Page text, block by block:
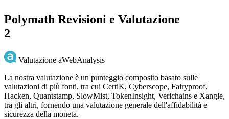
Polymath Revisioni e Valutazione
2
Valutazione aWebAnalysis
La nostra valutazione è un punteggio composito basato sulle
valutazioni di più fonti, tra cui CertiK, Cyberscope, Fairyproof,
Hacken, Quantstamp, SlowMist, TokenInsight, Verichains e Xangle,
tra gli altri, fornendo una valutazione generale dell'affidabilità e
sicurezza della moneta.